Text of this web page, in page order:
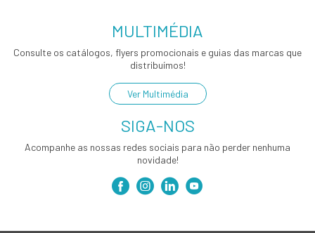
MULTIMÉDIA
Consulte os catálogos, flyers promocionais e guias das marcas que
distribuímos!
Ver Multimédia
SIGA-NOS
Acompanhe as nossas redes sociais para não perder nenhuma
novidade!